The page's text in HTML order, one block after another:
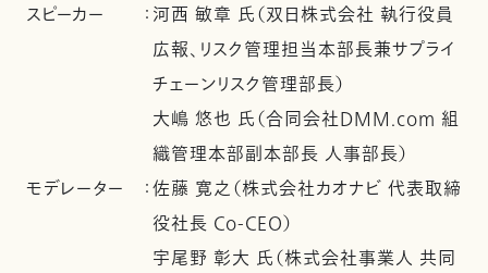
スピーカー ： 河西 敏章 氏（双日株式会社 執行役員
広報、リスク管理担当本部長兼サプライ
チェーンリスク管理部長）
大嶋 悠也 氏（合同会社DMM.com 組
織管理本部副本部長 人事部長）
モデレーター ：佐藤 寛之（株式会社カオナビ 代表取締
役社長 Co-CEO）
宇尾野 彰大 氏（株式会社事業人 共同